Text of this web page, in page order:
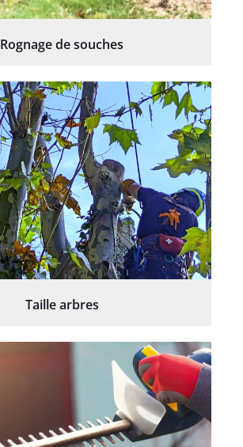
Rognage de souches
Taille arbres